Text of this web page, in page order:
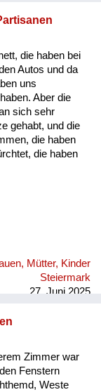
die haben bei
Autos und da
uns
Aber die
sich sehr
gehabt, und die
die haben
die haben
Mütter, Kinder
Steiermark
27. Juni 2025
Zimmer war
Fenstern
Weste